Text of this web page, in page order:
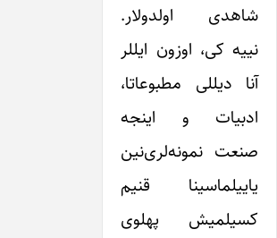
شاهدی اولدولار.
نییه کی، اوزون ایللر
آنا دیللی مطبوعاتا،
ادبیات و اینجه
صنعت نمونه‌لری‌نین
یاییلماسینا قنیم
کسیلمیش پهلوی